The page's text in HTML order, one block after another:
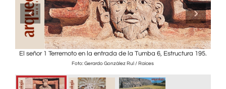
El señor 1 Terremoto en la entrada de la Tumba 6, Estructura 195.
Foto: Gerardo González Rul / Raíces